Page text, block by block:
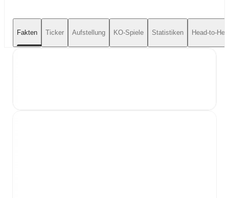
Fakten Ticker Aufstellung KO-Spiele Statistiken Head-to-